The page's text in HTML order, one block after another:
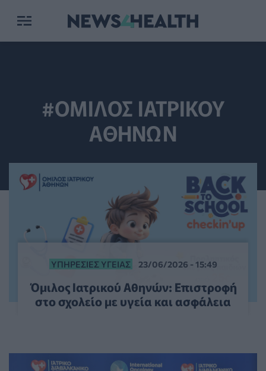
#ΟΜΙΛΟΣ ΙΑΤΡΙΚΟΥ
ΑΘΗΝΩΝ
ΥΠΗΡΕΣΊΕΣ ΥΓΕΊΑΣ 23/06/2026 - 15:49
Όμιλος Ιατρικού Αθηνών: Επιστροφή
στο σχολείο με υγεία και ασφάλεια